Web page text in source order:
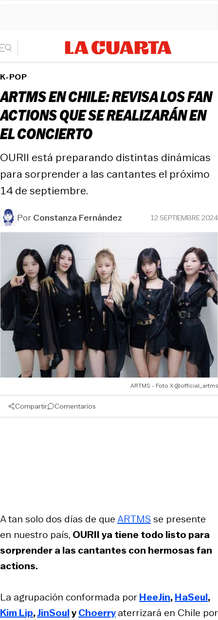
K-POP
ARTMS EN CHILE: REVISA LOS FAN
ACTIONS QUE SE REALIZARÁN EN
EL CONCIERTO
OURII está preparando distintas dinámicas
para sorprender a las cantantes el próximo
14 de septiembre.
PorConstanza Fernández 12 SEPTIEMBRE 2024
ARTMS - Foto X @official_artms
Compartir Comentarios
A tan solo dos días de queARTMS se presente
en nuestro país, OURII ya tiene todo listo para
sorprender a las cantantes con hermosas fan
actions.
La agrupación conformada porHeeJin,HaSeul,
Kim Lip,JinSoulyChoerryaterrizará en Chile por